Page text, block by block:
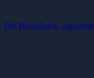
Dit Hornbæk,